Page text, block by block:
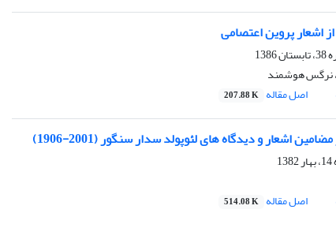
اشعار پروین اعتصامی
نرگس هوشمند
اصل مقاله 207.88 K
اشعار و دیدگاه های لئوپولد سدار سنگور (2001-1906)
اصل مقاله 514.08 K